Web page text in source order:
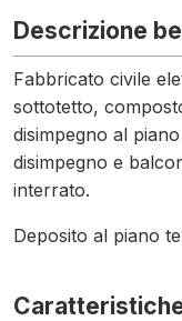
Descrizione
Fabbricato civile
sottotetto,
disimpegno al
disimpegno e
interrato.
Deposito al piano